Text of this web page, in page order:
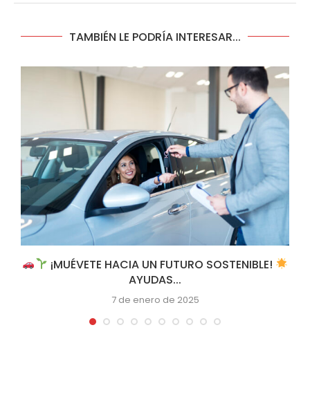
TAMBIÉN LE PODRÍA INTERESAR...
¡MUÉVETE HACIA UN FUTURO SOSTENIBLE!
AYUDAS...
7 de enero de 2025